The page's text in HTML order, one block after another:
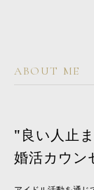
ABOUT ME
"良い人止
婚活カウン